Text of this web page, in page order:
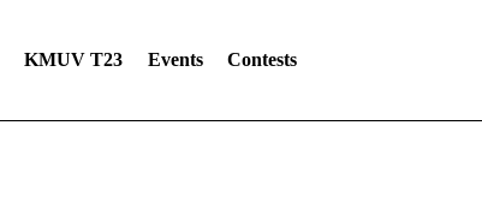
KMUV T23 Events Contests